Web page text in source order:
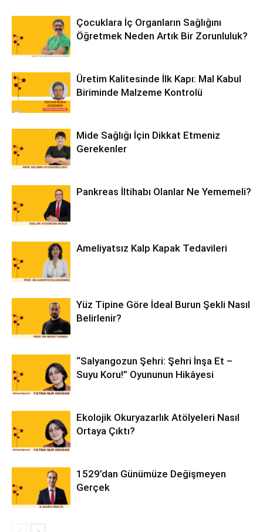
Çocuklara İç Organların Sağlığını
Öğretmek Neden Artık Bir Zorunluluk?
Üretim Kalitesinde İlk Kapı: Mal Kabul
Biriminde Malzeme Kontrolü
Mide Sağlığı İçin Dikkat Etmeniz
Gerekenler
Pankreas İltihabı Olanlar Ne Yememeli?
Ameliyatsız Kalp Kapak Tedavileri
Yüz Tipine Göre İdeal Burun Şekli Nasıl
Belirlenir?
“Salyangozun Şehri: Şehri İnşa Et –
Suyu Koru!” Oyununun Hikâyesi
Ekolojik Okuryazarlık Atölyeleri Nasıl
Ortaya Çıktı?
1529’dan Günümüze Değişmeyen
Gerçek